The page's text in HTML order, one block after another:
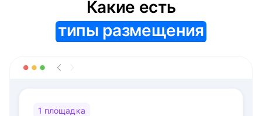
типы размещения
1 площадка